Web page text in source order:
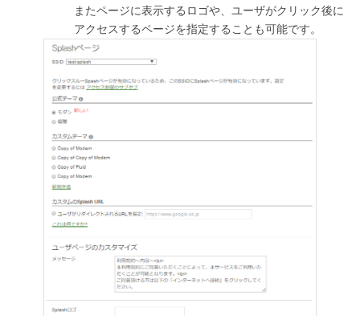
またページに表示するロゴや、ユーザがクリック後に
アクセスするページを指定することも可能です。